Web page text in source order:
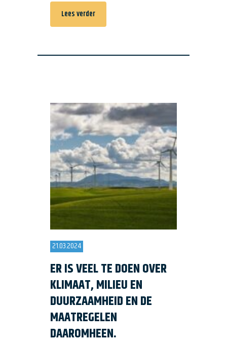
Lees verder
21.03.2024
ER IS VEEL TE DOEN OVER
KLIMAAT, MILIEU EN
DUURZAAMHEID EN DE
MAATREGELEN
DAAROMHEEN.